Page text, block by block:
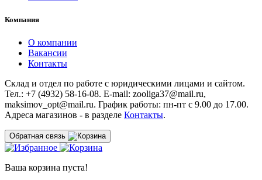
Компания
О компании
Вакансии
Контакты
Склад и отдел по работе с юридическими лицами и сайтом.
Тел.: +7 (4932) 58-16-08. E-mail: zooliga37@mail.ru,
maksimov_opt@mail.ru. График работы: пн-пт с 9.00 до 17.00.
Адреса магазинов - в разделе Контакты.
Обратная связь
Ваша корзина пуста!